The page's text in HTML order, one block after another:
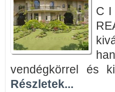
C I
vendégkörrel és
Részletek...